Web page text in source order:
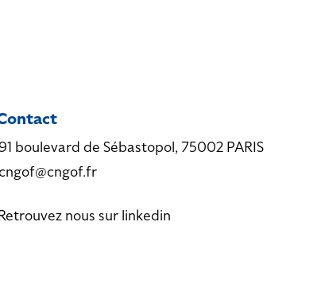
91 boulevard de Sébastopol, 75002 PARIS
nous sur linkedin